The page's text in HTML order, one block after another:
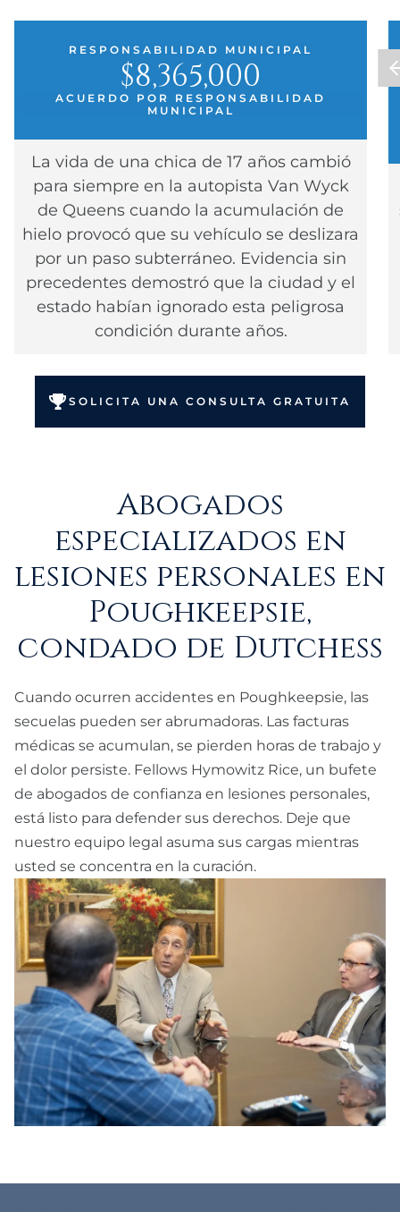
RESPONSABILIDAD MUNICIPAL
$8,365,000
ACUERDO POR RESPONSABILIDAD
MUNICIPAL
La vida de una chica de 17 años cambió
para siempre en la autopista Van Wyck
de Queens cuando la acumulación de
hielo provocó que su vehículo se deslizara
por un paso subterráneo. Evidencia sin
precedentes demostró que la ciudad y el
estado habían ignorado esta peligrosa
condición durante años.
SOLICITA UNA CONSULTA GRATUITA
Abogados
especializados en
lesiones personales en
Poughkeepsie,
condado de Dutchess
Cuando ocurren accidentes en Poughkeepsie, las
secuelas pueden ser abrumadoras. Las facturas
médicas se acumulan, se pierden horas de trabajo y
el dolor persiste. Fellows Hymowitz Rice, un bufete
de abogados de confianza en lesiones personales,
está listo para defender sus derechos. Deje que
nuestro equipo legal asuma sus cargas mientras
usted se concentra en la curación.